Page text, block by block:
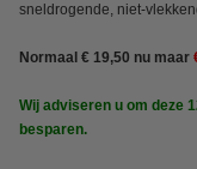
sneldrogende, niet-
Normaal € 19,50 nu maar
Wij adviseren u om deze
besparen.